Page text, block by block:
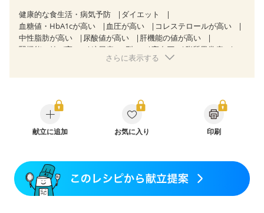
健康的な食生活・病気予防
ダイエット
血糖値・HbA1cが高い
血圧が高い
コレステロールが高い
中性脂肪が高い
尿酸値が高い
肝機能の値が高い
腎機能の値が高い
糖尿病（2型） 高血圧
脂質異常症
狭心症 心筋梗塞
CKD（ステージ２）
CKD（ステージ３a）
CKD（ステージ３b）
乳がん（抗がん剤治療中）
乳がん（ホルモン療法中）
乳がん（放射線治療中）
妊婦健診・血圧が気になる（初期）
妊婦健診・血糖値が気になる（初期）
妊娠高血圧(中期)
妊娠糖尿病(初期)
さらに表示する
献立に追加 お気に入り 印刷